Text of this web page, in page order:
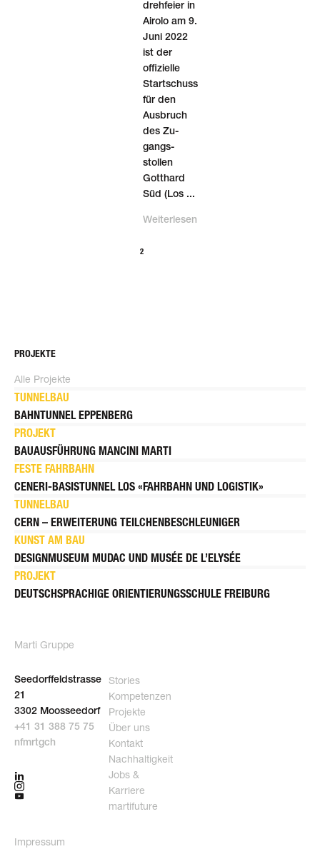
dreh­feier in
Airolo am 9.
Juni 2022
ist der
offizielle
Start­schuss
für den
Ausbruch
des Zu­
gangs­
stollen
Gotthard
Süd (Los ...
Weiterlesen
2
PROJEKTE
Alle Projekte
TUNNELBAU
BAHNTUNNEL EPPENBERG
PROJEKT
BAUAUSFÜHRUNG MANCINI MARTI
FESTE FAHRBAHN
CENERI-BASISTUNNEL LOS «FAHRBAHN UND LOGISTIK»
TUNNELBAU
CERN – ERWEITERUNG TEILCHEN­BESCHLEUNIGER
KUNST AM BAU
DESIGNMUSEUM MUDAC UND MUSÉE DE L’ELYSÉE
PROJEKT
DEUTSCHSPRACHIGE ORIENTIERUNGSSCHULE FREIBURG
Marti Gruppe
Seedorffeldstrasse
21
3302 Moosseedorf
+41 31 388 75 75
nfmrtgch
Stories
Kompetenzen
Projekte
Über uns
Kontakt
Nachhaltigkeit
Jobs &
Karriere
martifuture
Impressum